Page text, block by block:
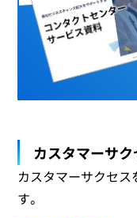
カスタマーサ
カスタマーサクセ
す。